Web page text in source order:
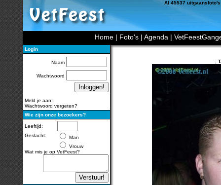
Al 45537
Home | Foto's | Agenda |
Login
Naam
Wachtwoord
Meld je aan!
Wachtwoord vergeten?
Wie zijn onze bezoekers?
Leeftijd:
Geslacht:
Man
Vrouw
Wat mis je op VetFeest?